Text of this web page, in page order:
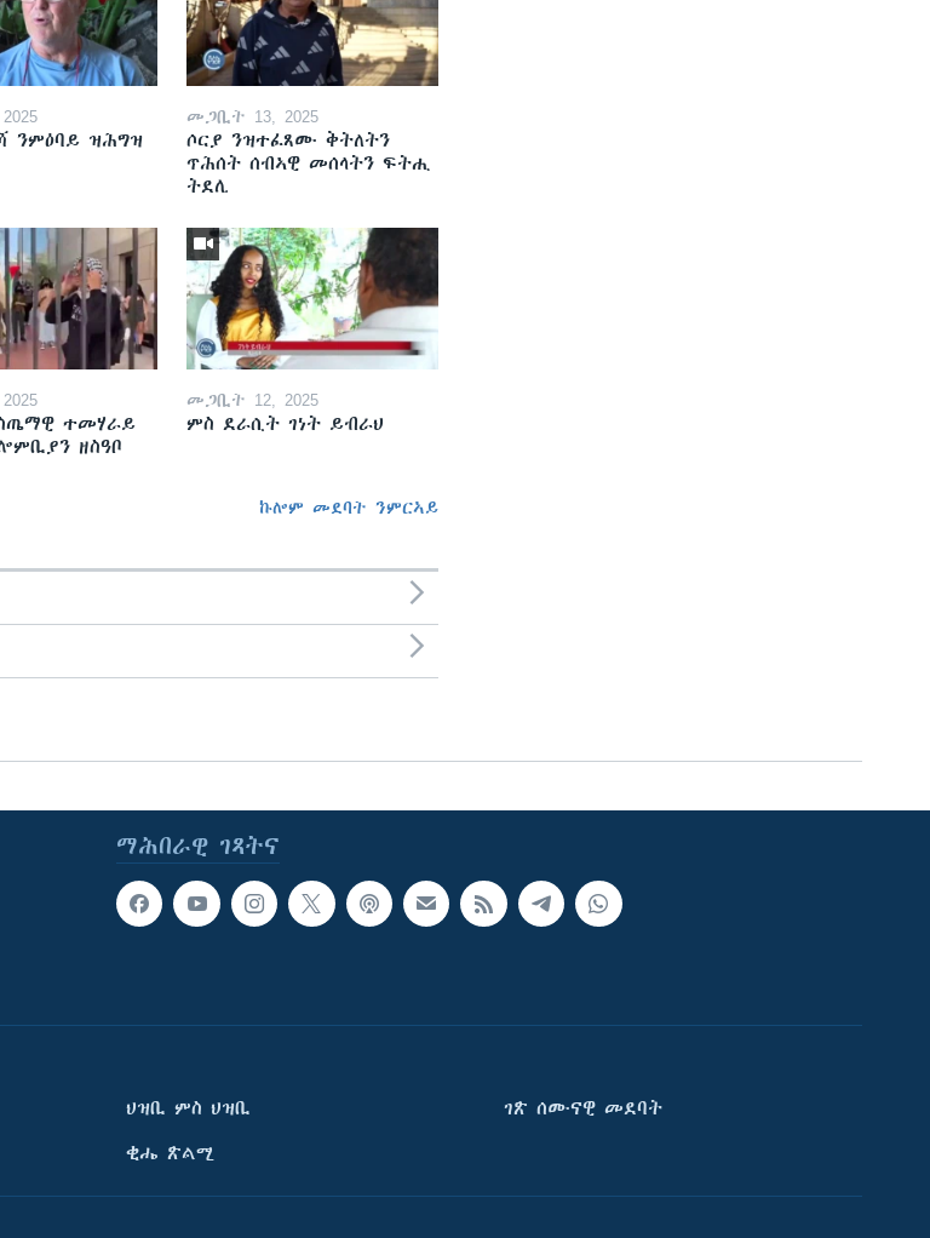
ንምዕባይ ዝሕግዝ
መጋቢት 13, 2025
ሶርያ ንዝተፈጸሙ ቅትለትን
ጥሕሰት ሰብኣዊ መሰላትን ፍትሒ
ትደሊ
ተመሃራይ
ዘስዓቦ
መጋቢት 12, 2025
ምስ ደራሲት ገነት ይብራህ
ኩሎም መደባት ንምርኣይ
ማሕበራዊ ገጻትና
ህዝቢ ምስ ህዝቢ
ቂሔ ጽልሚ
ገጽ ሰሙናዊ መደባት